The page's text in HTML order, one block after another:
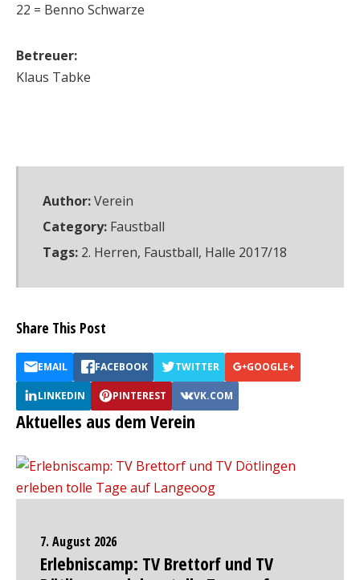
22 = Benno Schwarze
Betreuer:
Klaus Tabke
Author:Verein
Category: Faustball
Tags: 2. Herren, Faustball, Halle 2017/18
Share This Post
EMAIL FACEBOOK TWITTER GOOGLE+
LINKEDIN PINTEREST VK.COM
Aktuelles aus dem Verein
7. August 2026
Erlebniscamp: TV Brettorf und TV